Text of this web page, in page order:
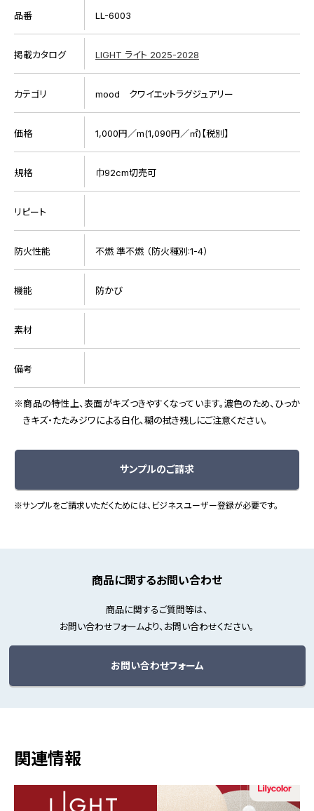
品番 LL-6003
掲載カタログ LIGHT ライト 2025-2028
カテゴリ mood クワイエットラグジュアリー
価格 1,000円／m(1,090円／㎡)【税別】
規格 巾92cm切売可
リピート
防火性能 不燃 準不燃 （防火種別:1-4）
機能 防かび
素材
備考
商品の特性上、表面がキズつきやすくなっています。濃色のため、ひっか
きキズ・たたみジワによる白化、糊の拭き残しにご注意ください。
サンプルのご請求
※サンプルをご請求いただくためには、ビジネスユーザー登録が必要です。
商品に関するお問い合わせ
商品に関するご質問等は、
お問い合わせフォームより、お問い合わせください。
お問い合わせフォーム
関連情報